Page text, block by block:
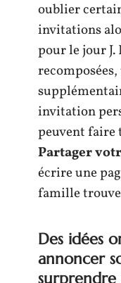
oublier
invitations
pour le jour
invitation
peuvent faire
Partager
écrire une
famille trouve
Des idées
annoncer
surprendre